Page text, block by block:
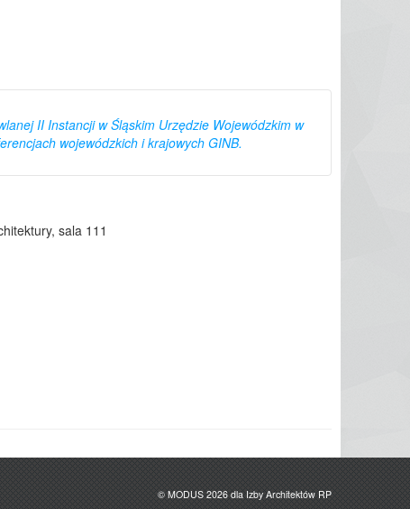
II Instancji w Śląskim Urzędzie Wojewódzkim w
wojewódzkich i krajowych GINB.
sala 111
© MODUS 2026 dla Izby Architektów RP